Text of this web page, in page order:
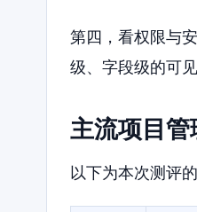
第四，看权限与
级、字段级的可
主流项目
以下为本次测评